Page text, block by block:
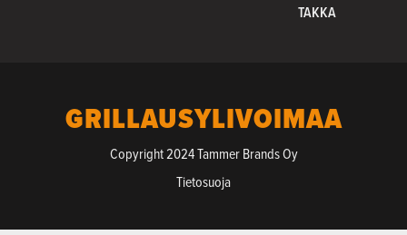
TAKKA
GRILLAUSYLIVOIMAA
Copyright 2024 Tammer Brands Oy
Tietosuoja